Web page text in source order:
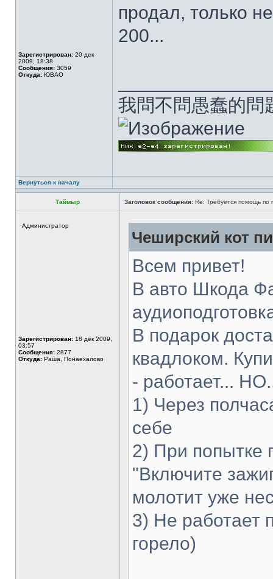
Зарегистрирован: 20 дек
2009, 18:38
Сообщения: 3059
Откуда: ЮВАО
продал, только
200...
我問不問愚蠢的問
Вернуться к началу
Таймыр Заголовок сообщения: Re: Требуется помощь
Администратор
Зарегистрирован: 18 дек 2009,
03:57
Сообщения: 2877
Откуда: Раша, Понаехалово
Чеширский кот
Всем привет!
В авто Шкода
В подарок
квадлоком.
- работает...
1) Через
себе
2) При попытке
"Включите
молотит уже
3) Не работает
горело)